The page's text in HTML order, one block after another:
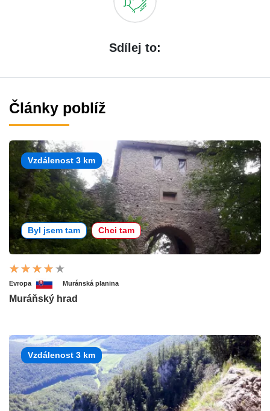
Sdílej to:
Články poblíž
Vzdálenost 3 km
Byl jsem tam Chci tam
Evropa Muránská planina
Muráňský hrad
Vzdálenost 3 km